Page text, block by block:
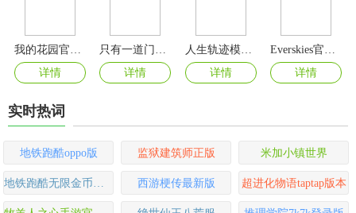
详情
详情
人生轨迹模拟器
详情
详情
实时热词
地铁跑酷oppo版 监狱建筑师正版 米加小镇世界
西游梗传最新版 超进化物语taptap版本